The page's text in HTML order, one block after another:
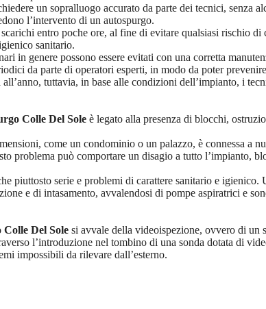
un sopralluogo accurato da parte dei tecnici, senza
l’intervento di un autospurgo.
entro poche ore, al fine di evitare qualsiasi rischio
sanitario.
in genere possono essere evitati con una corretta
da parte di operatori esperti, in modo da poter
tuttavia, in base alle condizioni dell’impianto, i
Colle Del Sole è legato alla presenza di blocchi,
come un condominio o un palazzo, è connessa a
problema può comportare un disagio a tutto l’impianto,
piuttosto serie e problemi di carattere sanitario e
e di intasamento, avvalendosi di pompe aspiratrici e
Del Sole si avvale della videoispezione, ovvero di un
l’introduzione nel tombino di una sonda dotata di
impossibili da rilevare dall’esterno.